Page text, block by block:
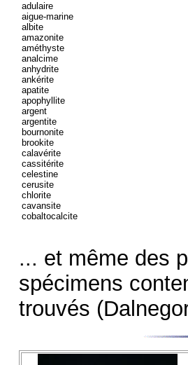
adulaire
aigue-marine
albite
amazonite
améthyste
analcime
anhydrite
ankérite
apatite
apophyllite
argent
argentite
bournonite
brookite
calavérite
cassitérite
celestine
cerusite
chlorite
cavansite
cobaltocalcite
... et même des
spécimens
trouvés